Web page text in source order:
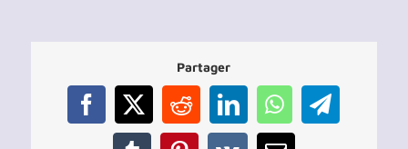
de
l’équipe
nationale
Tunisienne
Partager
Facebook
X RedditLinkedInWhatsAppTelegram